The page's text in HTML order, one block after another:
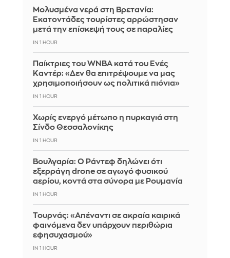
Μολυσμένα νερά στη Βρετανία:
Εκατοντάδες τουρίστες αρρώστησαν
μετά την επίσκεψή τους σε παραλίες
IN 1 HOUR
Παίκτριες του WNBA κατά του Ενές
Καντέρ: «Δεν θα επιτρέψουμε να μας
χρησιμοποιήσουν ως πολιτικά πιόνια»
IN 1 HOUR
Χωρίς ενεργό μέτωπο η πυρκαγιά στη
Σίνδο Θεσσαλονίκης
IN 1 HOUR
Βουλγαρία: Ο Ράντεφ δηλώνει ότι
εξερράγη drone σε αγωγό φυσικού
αερίου, κοντά στα σύνορα με Ρουμανία
IN 1 HOUR
Τουρνάς: «Απέναντι σε ακραία καιρικά
φαινόμενα δεν υπάρχουν περιθώρια
εφησυχασμού»
IN 1 HOUR